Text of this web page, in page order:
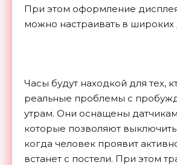
При этом оформление
можно настраивать в широких
Часы будут находкой для тех,
реальные проблемы с
утрам. Они оснащены
которые позволяют выключить
когда человек проявит
встанет с постели. При этом